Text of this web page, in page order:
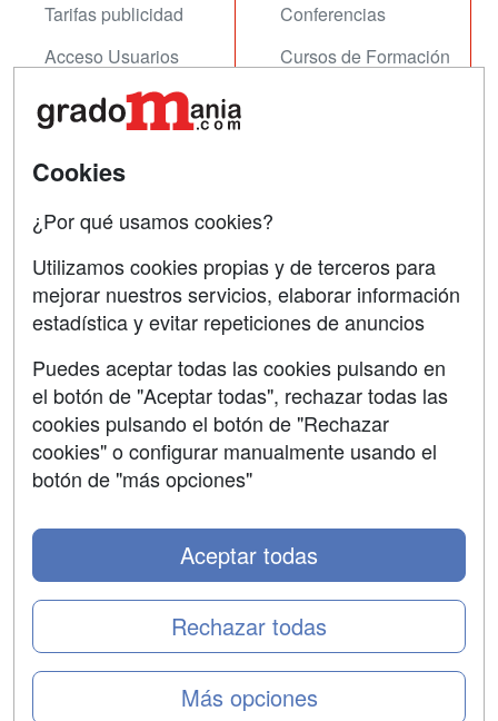
Tarifas publicidad
Acceso Usuarios
Acceso Centros
Conferencias
Cursos de Formación
Contactar
Copyleft
Grupo formazion:
Copyright 2000-2026 Formazion Web, S.L. - Calle
Fermín Caballero, 62 - 28034 Madrid Tel: 91 533 70 78
Cookies
¿Por qué usamos cookies?
Utilizamos cookies propias y de terceros para
mejorar nuestros servicios, elaborar información
estadística y evitar repeticiones de anuncios
Puedes aceptar todas las cookies pulsando en
el botón de "Aceptar todas", rechazar todas las
cookies pulsando el botón de "Rechazar
cookies" o configurar manualmente usando el
botón de "más opciones"
Más opciones
Rechazar todas
Aceptar todas